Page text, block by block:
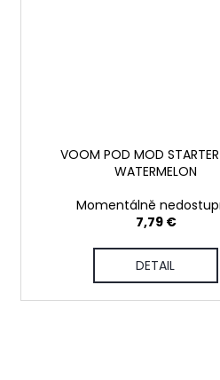
VOOM POD MOD
WATERMELON
Momentálně
7,79 €
DETAIL